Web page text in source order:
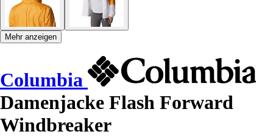
Mehr anzeigen
Columbia
Damenjacke Flash Forward
Windbreaker